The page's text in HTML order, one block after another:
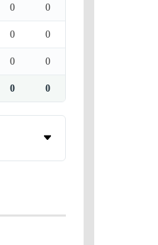
0 0
0 0
0 0
0 0